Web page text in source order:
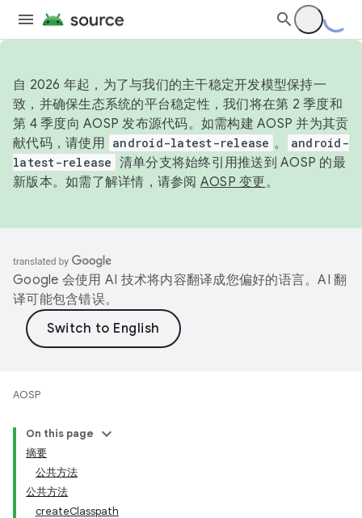
自 2026 年起，为了与我们的主干稳定开发模型保持一
致，并确保生态系统的平台稳定性，我们将在第 2 季度和
第 4 季度向 AOSP 发布源代码。如需构建 AOSP 并为其贡
献代码，请使用 android-latest-release 。
android-
latest-release 清单分支将始终引用推送到 AOSP 的最
新版本。如需了解详情，请参阅 AOSP 变更。
Google 会使用 AI 技术将内容翻译成您偏好的语言。AI 翻
译可能包含错误。
AOSP
On this page
摘要
公共方法
公共方法
createClasspath